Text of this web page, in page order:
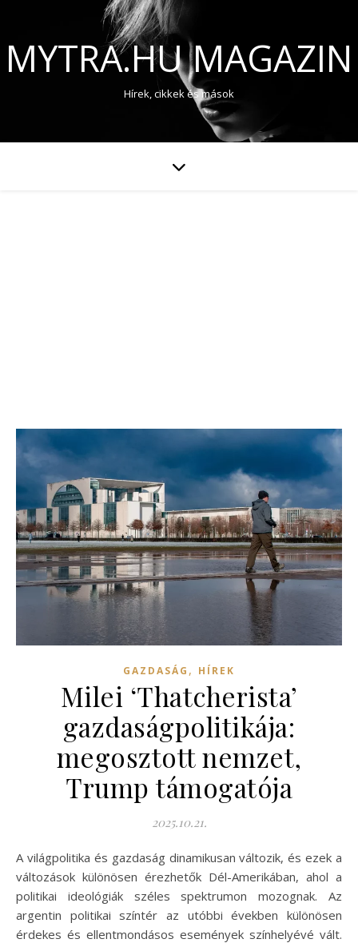
MYTRA.HU MAGAZIN
Hírek, cikkek és mások
GAZDASÁG , HÍREK
Milei ‘Thatcherista’
gazdaságpolitikája:
megosztott nemzet,
Trump támogatója
2025.10.21.
A világpolitika és gazdaság dinamikusan változik, és ezek a
változások különösen érezhetők Dél-Amerikában, ahol a
politikai ideológiák széles spektrumon mozognak. Az
argentin politikai színtér az utóbbi években különösen
érdekes és ellentmondásos események színhelyévé vált.